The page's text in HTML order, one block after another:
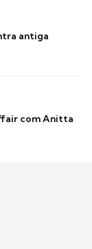
antiga
com Anitta